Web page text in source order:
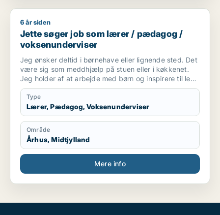
Jette søger job som lærer / pædagog / voksenunderviser
6 år siden
Jette søger job som lærer / pædagog /
voksenunderviser
Jeg ønsker deltid i børnehave eller lignende sted. Det
være sig som meddhjælp på stuen eller i køkkenet.
Jeg holder af at arbejde med børn og inspirere til leg
og social interaktion. Og at indgå i samarbejde
omkring at skabe optimalt miljø for børnene ..og
personale. Også praktiske præcise opgaver har jeg
det godt med.
Type
Lærer, Pædagog, Voksenunderviser
Område
Århus, Midtjylland
Mere info